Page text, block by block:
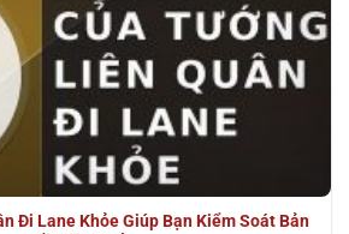
Đi Lane Khỏe Giúp Bạn Kiểm Soát Bản